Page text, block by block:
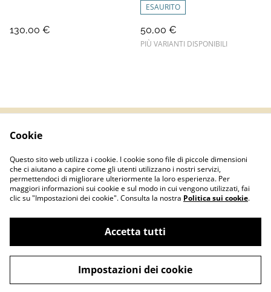
130,00 €
ESAURITO
50,00 €
PIÙ VARIANTI DISPONIBILI
Termini e Condizioni
privacy
Politica sui Cookie
Contatti
©2026Basementshop.it | P.IVA IT04067420127
powered by
Cookie
Questo sito web utilizza i cookie. I cookie sono file di piccole dimensioni
che ci aiutano a capire come gli utenti utilizzano i nostri servizi,
permettendoci di migliorare ulteriormente la loro esperienza. Per
maggiori informazioni sui cookie e sul modo in cui vengono utilizzati, fai
clic su "Impostazioni dei cookie". Consulta la nostra Politica sui cookie.
Accetta tutti
Impostazioni dei cookie